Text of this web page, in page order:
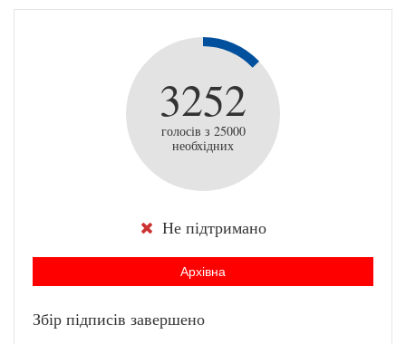
3252
голосів з 25000
необхідних
Не підтримано
Архівна
Збір підписів завершено